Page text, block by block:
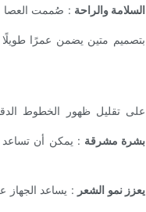
السلامة والراحة : صُممت العصا
بشرة مشرقة : يمكن أن تساعد
يعزز نمو الشعر : يساعد الجهاز